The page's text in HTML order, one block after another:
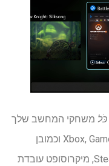
כֹּל משחקי המחשב שלך
דרך שכבת העל, כמו Xbox, Game Pass, Battle.net וכמובן
Steam, מוזמן מאוד. עדיף, בדיוק כמו Steam, מיקרוסופט עובדת